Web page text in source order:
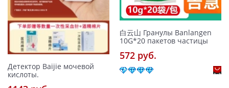
Детектор Baijie мочевой
кислоты.
白云山 Гранулы Banlangen
10G*20 пакетов частицы
572 pуб.